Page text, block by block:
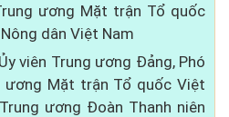
ương Mặt trận Tổ quốc
dân Việt Nam
viên Trung ương Đảng, Phó
ương Mặt trận Tổ quốc Việt
ương Đoàn Thanh niên